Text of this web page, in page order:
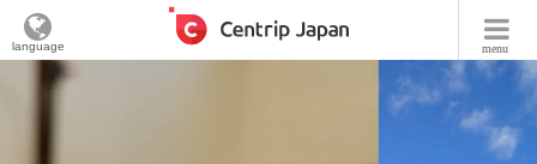
menu
language